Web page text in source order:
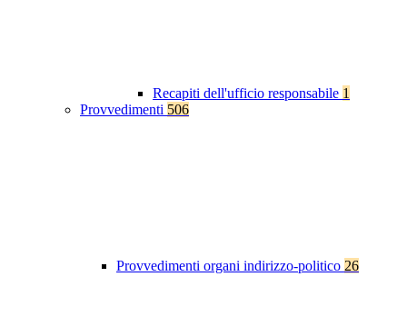
Recapiti dell'ufficio responsabile 1
Provvedimenti 506
Provvedimenti organi indirizzo-politico 26